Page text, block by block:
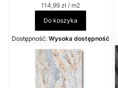
Cena jednostkowa
114,99 zł / m2
Do koszyka
Dostępność: Wysoka dostępność